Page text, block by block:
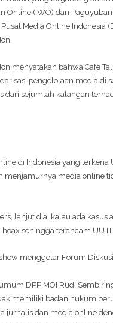
Online (IWO) dan
Media Online Indonesia
menyatakan bahwa Cafe
pengelolaan media di
dari sejumlah kalangan
di Indonesia yang terkena
media online
lanjut dia, kalau ada
sehingga terancam UU
menggelar Forum
DPP MOI Rudi
memiliki badan hukum
jurnalis dan media online